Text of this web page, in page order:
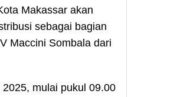
Makassar akan
sebagai bagian
Maccini Sombala dari
mulai pukul 09.00